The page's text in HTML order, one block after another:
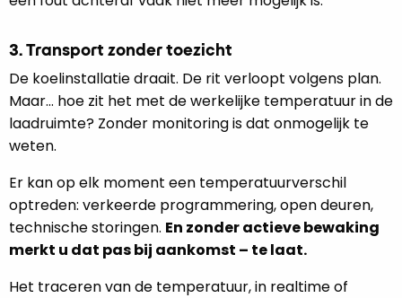
3. Transport zonder toezicht
De koelinstallatie draait. De rit verloopt volgens plan.
Maar… hoe zit het met de werkelijke temperatuur in de
laadruimte? Zonder monitoring is dat onmogelijk te
weten.
Er kan op elk moment een temperatuurverschil
optreden: verkeerde programmering, open deuren,
technische storingen. En zonder actieve bewaking
merkt u dat pas bij aankomst – te laat.
Het traceren van de temperatuur, in realtime of